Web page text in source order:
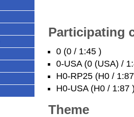
Participating
0 (0 / 1:45 )
0-USA (0 (USA) /
H0-RP25 (H0 /
H0-USA (H0 / 1:87
Theme